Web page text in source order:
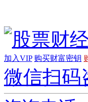
加入VIP 购买财富密钥
微信扫码